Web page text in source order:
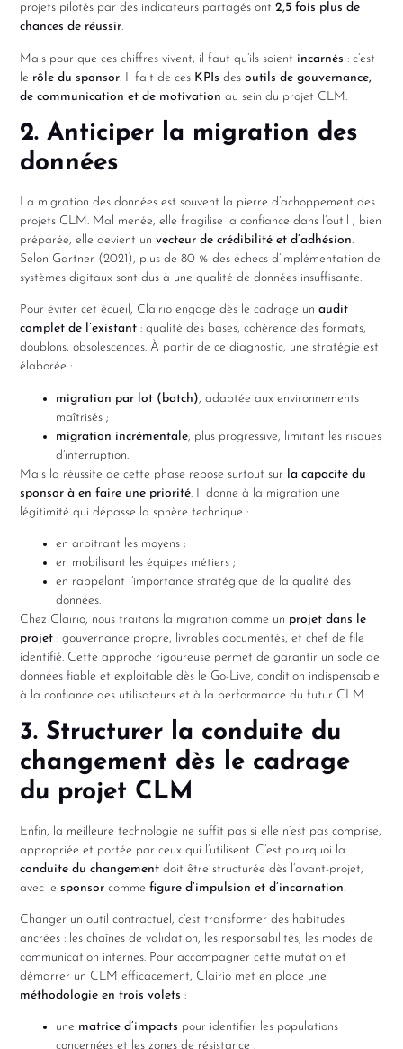
projets pilotés par des indicateurs partagés ont2,5 fois plus de
chances de réussir.
Mais pour que ces chiffres vivent, il faut qu’ils soient incarnés : c’est
le rôle du sponsor. Il fait de ces KPIsdesoutils de gouvernance,
de communication et de motivation au sein du projet CLM.
2. Anticiper la migration des
données
La migration des données est souvent la pierre d’achoppement des
projets CLM. Mal menée, elle fragilise la confiance dans l’outil ; bien
préparée, elle devient unvecteur de crédibilité et d’adhésion.
Selon Gartner (2021), plus de 80 % des échecs d’implémentation de
systèmes digitaux sont dus à une qualité de données insuffisante.
Pour éviter cet écueil, Clairio engage dès le cadrage unaudit
complet de l’existant : qualité des bases, cohérence des formats,
doublons, obsolescences. À partir de ce diagnostic, une stratégie est
élaborée :
migration par lot (batch), adaptée aux environnements
maîtrisés ;
migration incrémentale, plus progressive, limitant les risques
d’interruption.
Mais la réussite de cette phase repose surtout sur la capacité du
sponsor à en faire une priorité. Il donne à la migration une
légitimité qui dépasse la sphère technique :
en arbitrant les moyens ;
en mobilisant les équipes métiers ;
en rappelant l’importance stratégique de la qualité des
données.
Chez Clairio, nous traitons la migration comme un projet dans le
projet : gouvernance propre, livrables documentés, et chef de file
identifié. Cette approche rigoureuse permet de garantir un socle de
données fiable et exploitable dès le Go-Live, condition indispensable
à la confiance des utilisateurs et à la performance du futur CLM.
3. Structurer la conduite du
changement dès le cadrage
du projet CLM
Enfin, la meilleure technologie ne suffit pas si elle n’est pas comprise,
appropriée et portée par ceux qui l’utilisent. C’est pourquoi la
conduite du changement doit être structurée dès l’avant-projet,
avec lesponsorcommefigure d’impulsion et d’incarnation.
Changer un outil contractuel, c’est transformer des habitudes
ancrées : les chaînes de validation, les responsabilités, les modes de
communication internes. Pour accompagner cette mutation et
démarrer un CLM efficacement, Clairio met en place une
méthodologie en trois volets :
une matrice d’impacts pour identifier les populations
concernées et les zones de résistance ;